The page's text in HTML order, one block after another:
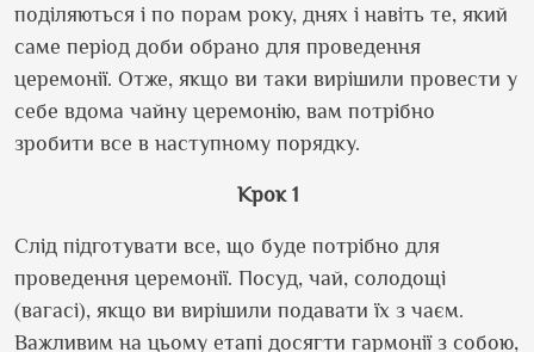
поділяються і по порам року, днях і навіть те, який
саме період доби обрано для проведення
церемонії. Отже, якщо ви таки вирішили провести у
себе вдома чайну церемонію, вам потрібно
зробити все в наступному порядку.
Крок 1
Слід підготувати все, що буде потрібно для
проведення церемонії. Посуд, чай, солодощі
(вагасі), якщо ви вирішили подавати їх з чаєм.
Важливим на цьому етапі досягти гармонії з собою,